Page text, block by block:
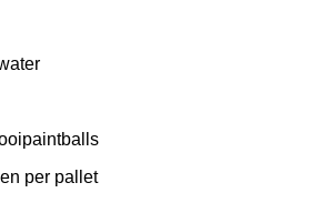
per pallet